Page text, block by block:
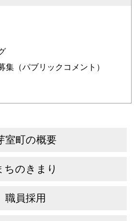
集（パブリックコメント）
室町の概要
ちのきまり
職員採用